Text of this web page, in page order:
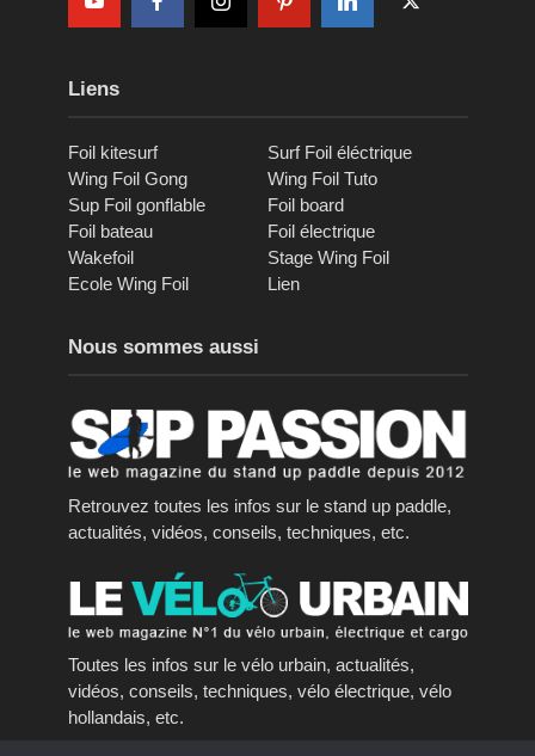
Liens
Foil kitesurf
Surf Foil éléctrique
Wing Foil Gong
Wing Foil Tuto
Sup Foil gonflable
Foil board
Foil bateau
Foil électrique
Wakefoil
Stage Wing Foil
Ecole Wing Foil
Lien
Nous sommes aussi
Retrouvez toutes les infos sur le stand up paddle,
actualités, vidéos, conseils, techniques, etc.
Toutes les infos sur le vélo urbain, actualités,
vidéos, conseils, techniques, vélo électrique, vélo
hollandais, etc.